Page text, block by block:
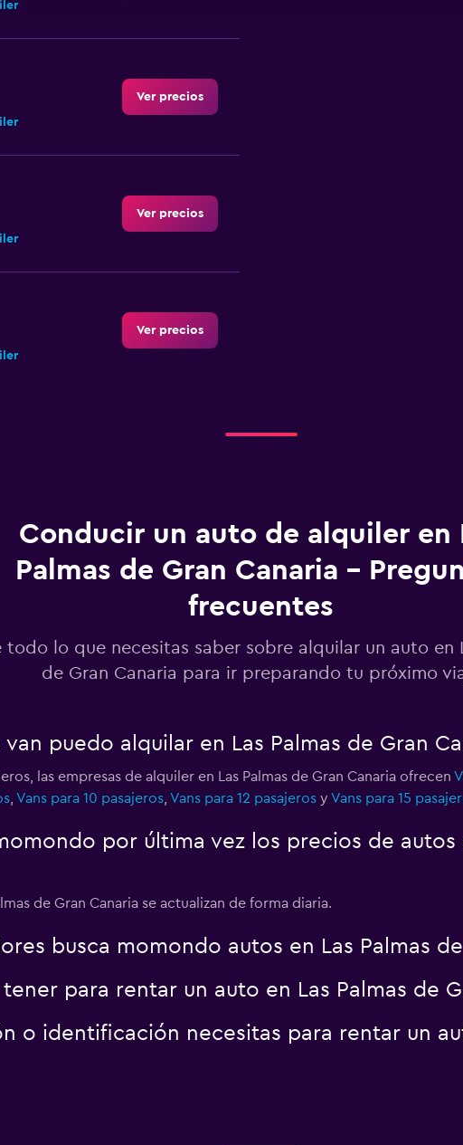
Ver precios
Ver precios
Ver precios
Ver precios
Ver precios
Ver precios
Conducir un auto de alquiler en
Palmas de Gran Canaria -
frecuentes
todo lo que necesitas saber sobre alquilar un auto en
de Gran Canaria para ir preparando tu próximo
puedo alquilar en Las Palmas de Gran
las empresas de alquiler en Las Palmas de Gran Canaria ofrecen
, Vans para 10 pasajeros, Vans para 12 pasajerosy Vans para 15
por última vez los precios de autos
de Gran Canaria se actualizan de forma diaria.
busca momondo autos en Las Palmas
para rentar un auto en Las Palmas de
o identificación necesitas para rentar un